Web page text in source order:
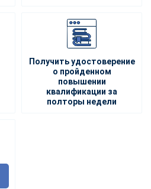
Получить удостоверение
о пройденном
повышении
квалификации за
полторы недели